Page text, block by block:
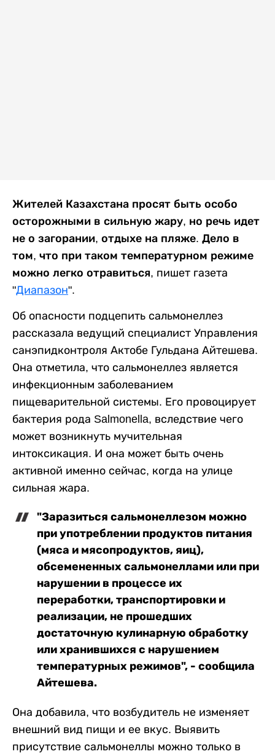
Жителей Казахстана просят быть особо
осторожными в сильную жару, но речь идет
не о загорании, отдыхе на пляже. Дело в
том, что при таком температурном режиме
можно легко отравиться, пишет газета
"Диапазон".
Об опасности подцепить сальмонеллез
рассказала ведущий специалист Управления
санэпидконтроля Актобе Гульдана Айтешева.
Она отметила, что сальмонеллез является
инфекционным заболеванием
пищеварительной системы. Его провоцирует
бактерия рода Salmonella, вследствие чего
может возникнуть мучительная
интоксикация. И она может быть очень
активной именно сейчас, когда на улице
сильная жара.
"Заразиться сальмонеллезом можно
при употреблении продуктов питания
(мяса и мясопродуктов, яиц),
обсемененных сальмонеллами или при
нарушении в процессе их
переработки, транспортировки и
реализации, не прошедших
достаточную кулинарную обработку
или хранившихся с нарушением
температурных режимов", - сообщила
Айтешева.
Она добавила, что возбудитель не изменяет
внешний вид пищи и ее вкус. Выявить
присутствие сальмонеллы можно только в